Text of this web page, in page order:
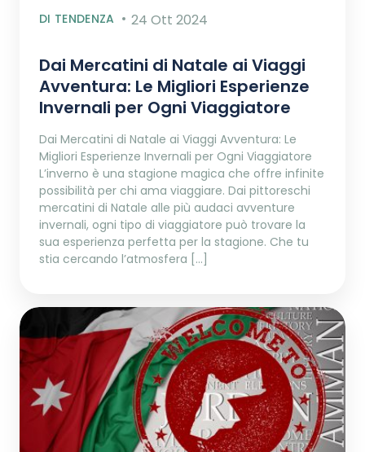
DI TENDENZA 24 Ott 2024
Dai Mercatini di Natale ai Viaggi
Avventura: Le Migliori Esperienze
Invernali per Ogni Viaggiatore
Dai Mercatini di Natale ai Viaggi Avventura: Le
Migliori Esperienze Invernali per Ogni Viaggiatore
L’inverno è una stagione magica che offre infinite
possibilità per chi ama viaggiare. Dai pittoreschi
mercatini di Natale alle più audaci avventure
invernali, ogni tipo di viaggiatore può trovare la
sua esperienza perfetta per la stagione. Che tu
stia cercando l’atmosfera […]